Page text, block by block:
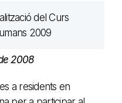
2008
a residents en